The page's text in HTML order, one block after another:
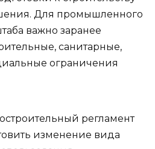
Для промышленного
важно заранее
санитарные,
ограничения
регламент
изменение вида